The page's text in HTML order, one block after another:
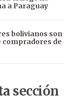
a Paraguay
bolivianos son
compradores de
sección